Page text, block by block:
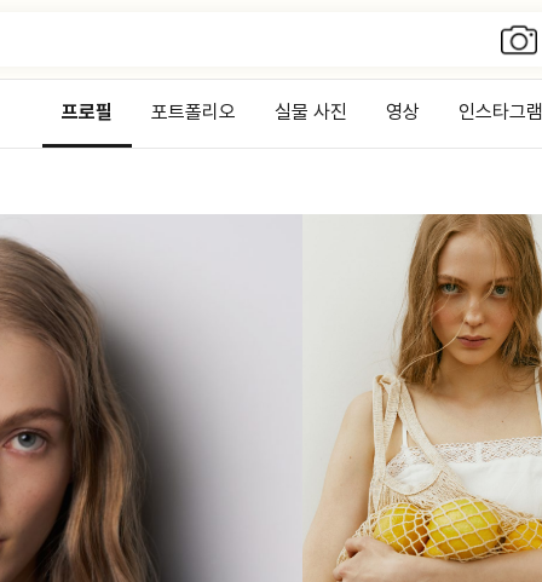
프로필 포트폴리오 실물 사진 영상 인스타그램